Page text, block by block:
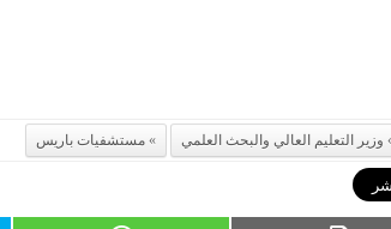
وزير التعليم العالي والبحث العلمي مستشفيات باريس